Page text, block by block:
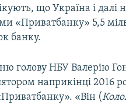
що Україна і далі
«Приватбанку» 5,5
банку.
голову НБУ Валерію
наприкінці 2016
«Він (